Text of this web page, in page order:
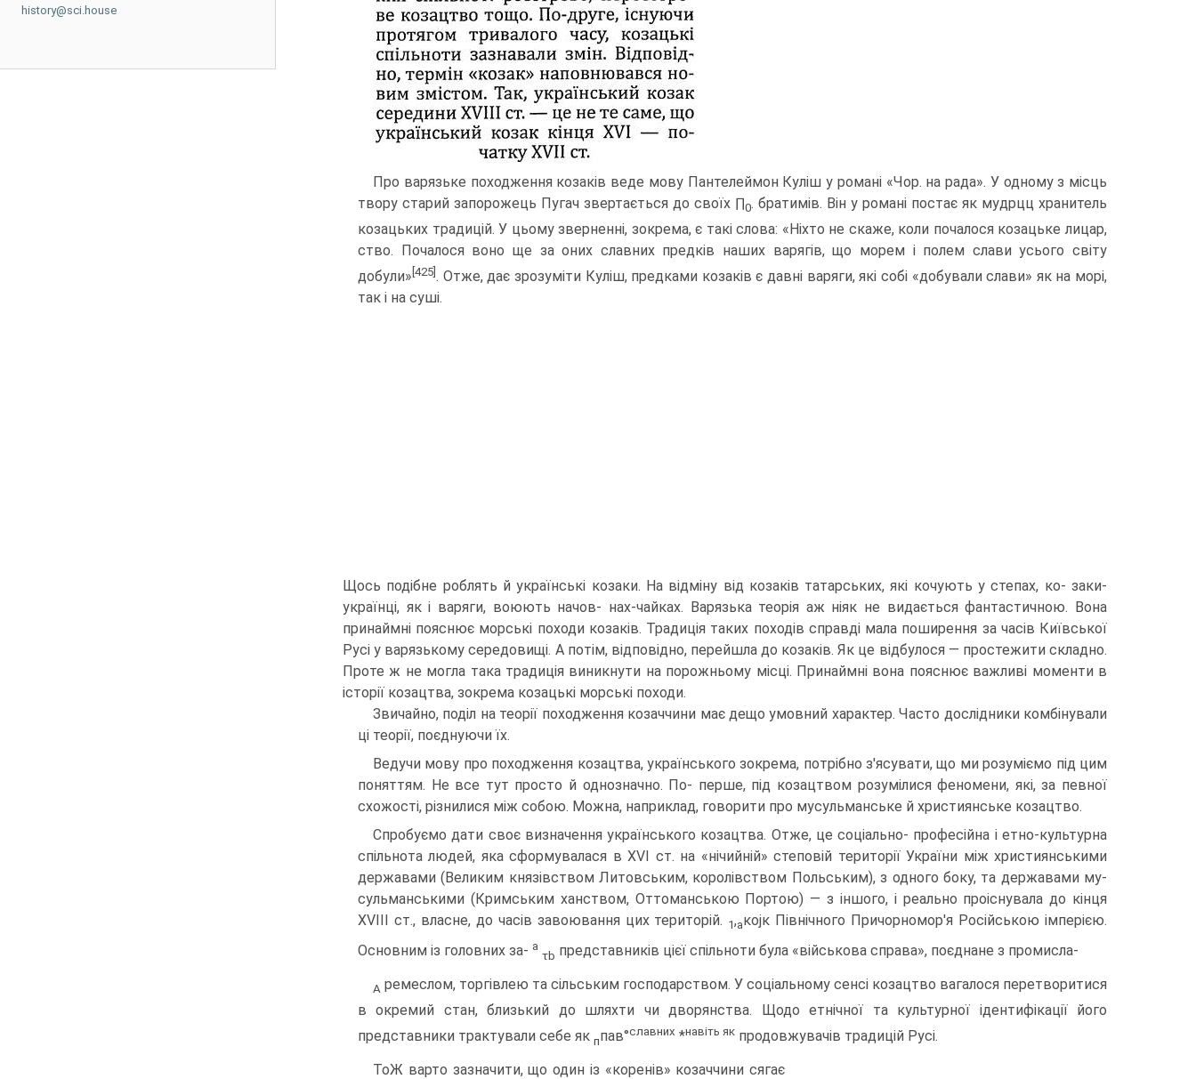
history@sci.house
Про варязьке походження козаків веде мову Пантелеймон Куліш у романі «Чор. на рада». У одному з місць
твору старий запорожець Пугач звертається до своїх ∏0. братимів. Він у романі постає як мудрцц хранитель
козацьких традицій. У цьому зверненні, зокрема, є такі слова: «Ніхто не скаже, коли почалося козацьке лицар,
ство. Почалося воно ще за оних славних предків наших варягів, що морем і полем слави усього світу
добули» [425] . Отже, дає зрозуміти Куліш, предками козаків є дав­ні варяги, які собі «добували слави» як на морі,
так і на суші.
Щось подібне роблять й українські козаки. На відміну від коза­ків татарських, які кочують у степах, ко- заки-
українці, як і варяги, воюють начов- нах-чайках. Варязька теорія аж ніяк не видається фантастичною. Вона
принай­мні пояснює морські походи козаків. Тра­диція таких походів справді мала поширення за часів Київської
Русі у варязькому середовищі. А потім, відповідно, перейшла до козаків. Як це відбулося — простежи­ти складно.
Проте ж не могла така традиція виникнути на порожньому місці. При­наймні вона пояснює важливі моменти в
історії козацтва, зокрема козацькі морські походи.
Звичайно, поділ на теорії походження козаччини має дещо умовний характер. Часто дослідники комбінували
ці теорії, поєднуючи їх.
Ведучи мову про походження козацтва, українського зокрема, потрібно з'ясу­вати, що ми розуміємо під цим
поняттям. Не все тут просто й однозначно. По- перше, під козацтвом розумілися феномени, які, за певної
схожості, різнилися між собою. Можна, наприклад, говорити про мусульманське й християнське козацтво.
Спробуємо дати своє визначення українського козацтва. Отже, це соціально- професійна і етно-культурна
спільнота людей, яка сформувалася в XVI ст. на «ні­чийній» степовій території України між християнськими
державами (Великим кня­зівством Литовським, королівством Польським), з одного боку, та державами му-
сульманськими (Кримським ханством, Оттоманською Портою) — з іншого, і реально проіснувала до кінця
XVIII ст., власне, до часів завоювання цих територій. 1,aκojκ Північного Причорномор'я Російською імперією.
Основним із головних за- a
τb представників цієї спільноти була «військова справа», поєднане з промисла-
А ремеслом, торгівлею та сільським господарством. У соціальному сенсі козацтво вагалося перетворитися
в окремий стан, близький до шляхти чи дворянства. Щодо етнічної та культурної ідентифікації його
представники трактували себе як ппав°славних *навіть як продовжувачів традицій Русі.
ТоЖ варто зазначити, що один із «коренів» козаччини сягає